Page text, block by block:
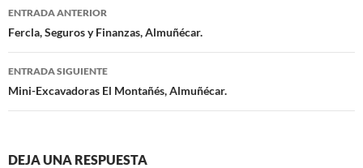
Navegación
de
entradas
ENTRADA ANTERIOR
Fercla, Seguros y Finanzas, Almuñécar.
ENTRADA SIGUIENTE
Mini-Excavadoras El Montañés, Almuñécar.
DEJA UNA RESPUESTA